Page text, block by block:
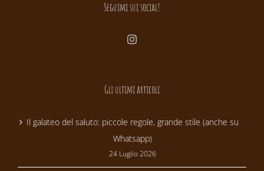
Seguimi sui social!
Gli ultimi articoli
Il galateo del saluto: piccole regole, grande stile (anche su
Whatsapp)
24 Luglio 2026